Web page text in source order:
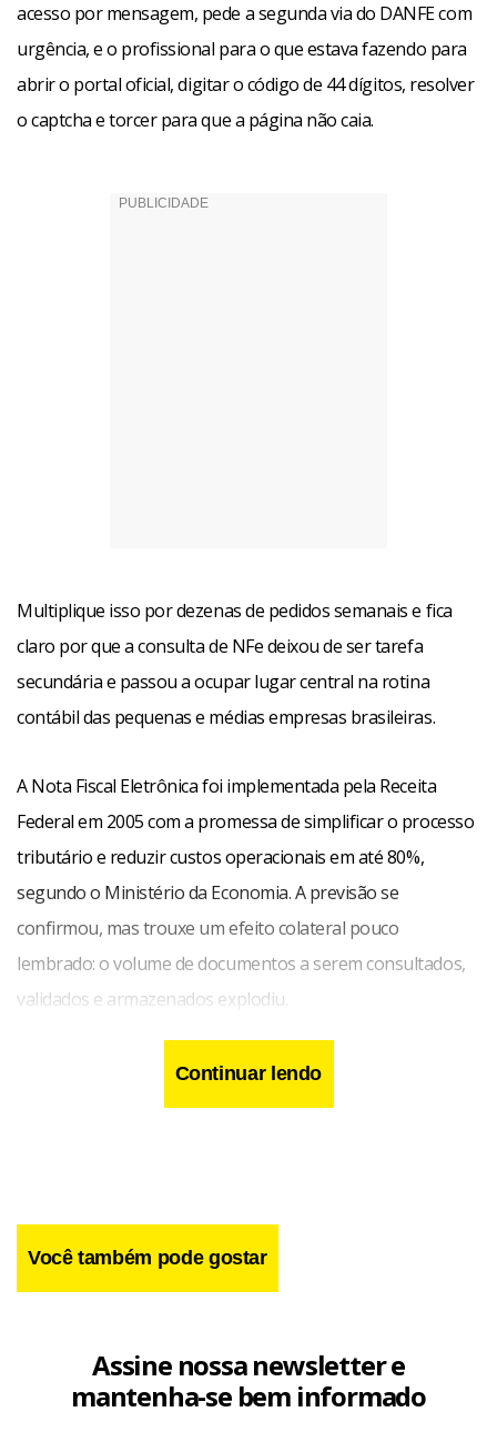
acesso por mensagem, pede a segunda via do DANFE com
urgência, e o profissional para o que estava fazendo para
abrir o portal oficial, digitar o código de 44 dígitos, resolver
o captcha e torcer para que a página não caia.
Multiplique isso por dezenas de pedidos semanais e fica
claro por que a consulta de NFe deixou de ser tarefa
secundária e passou a ocupar lugar central na rotina
contábil das pequenas e médias empresas brasileiras.
A Nota Fiscal Eletrônica foi implementada pela Receita
Federal em 2005 com a promessa de simplificar o processo
tributário e reduzir custos operacionais em até 80%,
segundo o Ministério da Economia. A previsão se
confirmou, mas trouxe um efeito colateral pouco
lembrado: o volume de documentos a serem consultados,
validados e armazenados explodiu.
Continuar lendo
Você também pode gostar
Assine nossa newsletter e
mantenha-se bem informado